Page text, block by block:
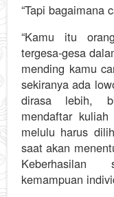
“Tapi bagaimana
“Kamu itu
tergesa-gesa
mending kamu
sekiranya ada
dirasa lebih,
mendaftar
melulu harus
saat akan
Keberhasilan
kemampuan